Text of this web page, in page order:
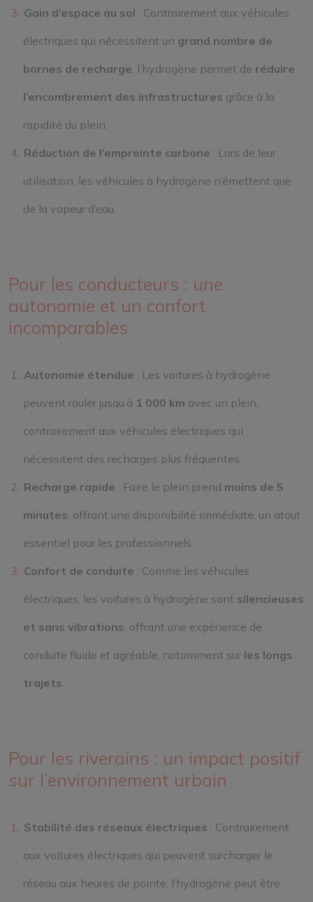
Gain d’espace au sol : Contrairement aux véhicules
électriques qui nécessitent un grand nombre de
bornes de recharge , l’hydrogène permet de réduire
l’encombrement des infrastructures grâce à la
rapidité du plein.
Réduction de l’empreinte carbone : Lors de leur
utilisation, les véhicules à hydrogène n’émettent que
de la vapeur d’eau.
Pour les conducteurs : une
autonomie et un confort
incomparables
Autonomie étendue : Les voitures à hydrogène
peuvent rouler jusqu’à 1 000 km avec un plein,
contrairement aux véhicules électriques qui
nécessitent des recharges plus fréquentes.
Recharge rapide : Faire le plein prend moins de 5
minutes , offrant une disponibilité immédiate, un atout
essentiel pour les professionnels.
Confort de conduite : Comme les véhicules
électriques, les voitures à hydrogène sont silencieuses
et sans vibrations , offrant une expérience de
conduite fluide et agréable, notamment sur les longs
trajets
Pour les riverains : un impact positif
sur l’environnement urbain
Stabilité des réseaux électriques : Contrairement
aux voitures électriques qui peuvent surcharger le
réseau aux heures de pointe, l’hydrogène peut être